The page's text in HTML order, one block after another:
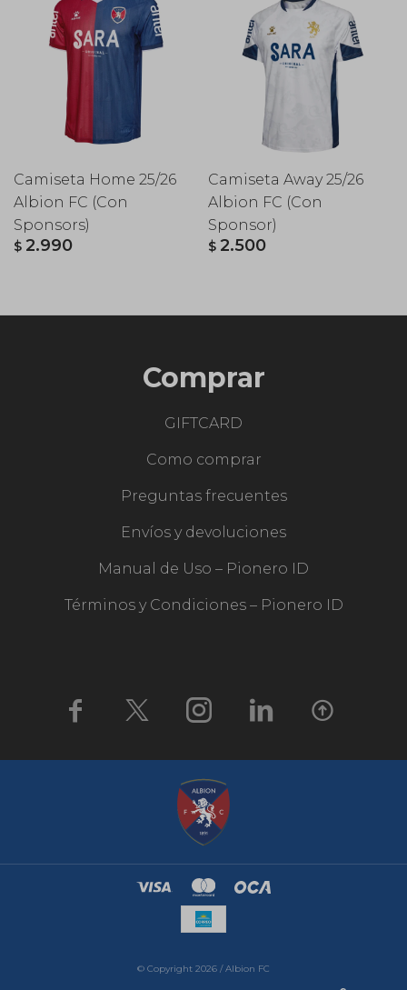
Camiseta Home 25/26
Albion FC (Con
Sponsors)
$ 2.990
Camiseta Away 25/26
Albion FC (Con
Sponsor)
$ 2.500
Comprar
GIFTCARD
Como comprar
Preguntas frecuentes
Envíos y devoluciones
Manual de Uso – Pionero ID
Términos y Condiciones – Pionero ID
    
© Copyright 2026 / Albion FC